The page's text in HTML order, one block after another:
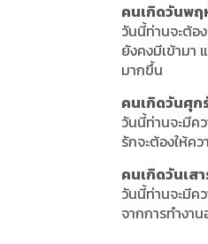
คนเกิดวันพ
วันนี้ท่านจะต้อ
ยังคงมีเข้ามา
มากขึ้น
คนเกิดวันศุก
วันนี้ท่านจะมีค
รักจะต้องให้ค
คนเกิดวันเส
วันนี้ท่านจะมีค
จากการทำงา